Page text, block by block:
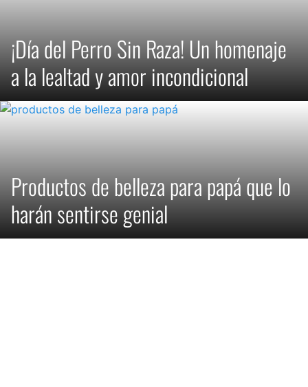
¡Día del Perro Sin Raza! Un homenaje
a la lealtad y amor incondicional
Productos de belleza para papá que lo
harán sentirse genial